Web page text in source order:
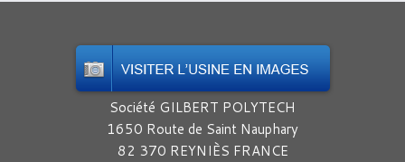
Société GILBERT POLYTECH
1650 Route de Saint Nauphary
82 370 REYNIÈS FRANCE